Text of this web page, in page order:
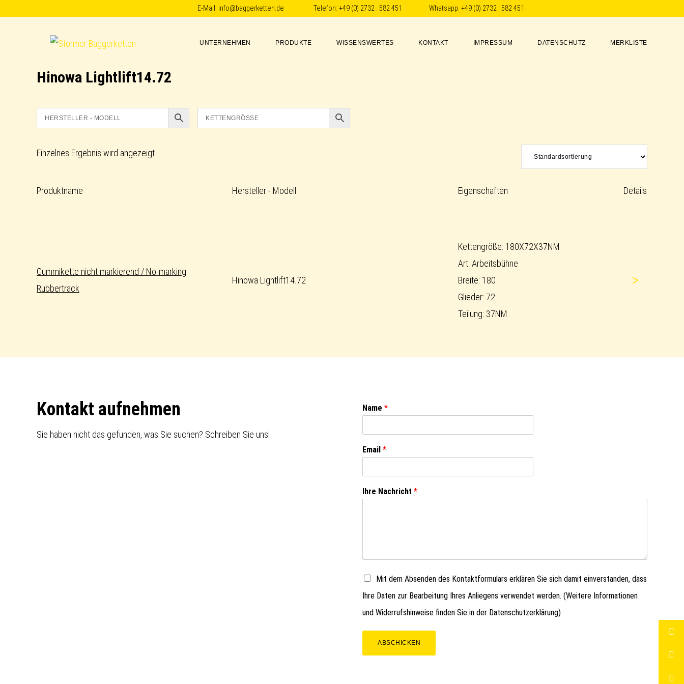
E-Mail: info@baggerketten.de Telefon: +49 (0) 2732 . 582 451 Whatsapp: +49 (0) 2732 . 582 451
Baggerketten
UNTERNEHMEN PRODUKTE WISSENSWERTES KONTAKT IMPRESSUM DATENSCHUTZ MERKLISTE
Hinowa Lightlift14.72
Einzelnes Ergebnis wird angezeigt
Produktname Hersteller - Modell Eigenschaften Details
Gummikette nicht markierend / No-marking
Rubbertrack
Hinowa Lightlift14.72
Kettengröße: 180X72X37NM
Art: Arbeitsbühne
Breite: 180
Glieder: 72
Teilung: 37NM
>
FooterKontakt aufnehmen
Sie haben nicht das gefunden, was Sie suchen? Schreiben Sie uns!
Name *
Email *
Ihre Nachricht *
Mit dem Absenden des Kontaktformulars erklären Sie sich damit einverstanden, dass
Ihre Daten zur Bearbeitung Ihres Anliegens verwendet werden. (Weitere Informationen
und Widerrufshinweise finden Sie in der Datenschutzerklärung)
ABSCHICKEN